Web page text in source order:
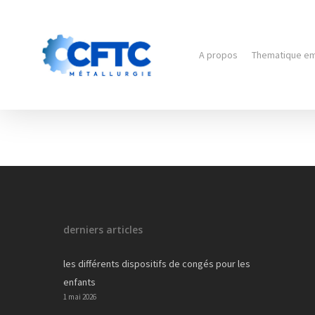
A propos Thematique
derniers articles
les différents dispositifs de congés pour les
enfants
1 mai 2026